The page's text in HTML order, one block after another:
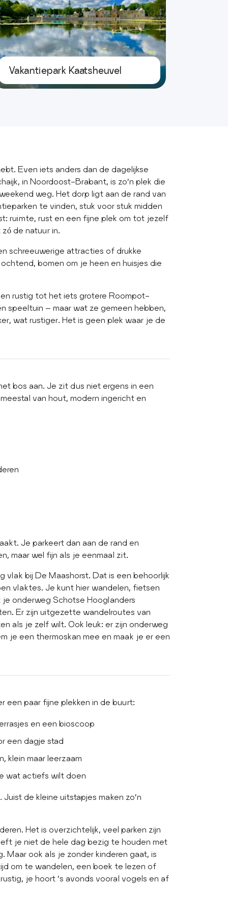
Vakantiepark Kaatsheuvel
Even iets anders dan de dagelijkse
in Noordoost-Brabant, is zo’n plek die
weg. Het dorp ligt aan de rand van
te vinden, stuk voor stuk midden
ruimte, rust en een fijne plek om tot jezelf
de natuur in.
schreeuwerige attracties of drukke
bomen om je heen en huisjes die
rustig tot het iets grotere Roompot-
speeltuin – maar wat ze gemeen hebben,
wat rustiger. Het is geen plek waar je de
bos aan. Je zit dus niet ergens in een
van hout, modern ingericht en
Je parkeert dan aan de rand en
maar wel fijn als je eenmaal zit.
vlak bij De Maashorst. Dat is een behoorlijk
vlaktes. Je kunt hier wandelen, fietsen
onderweg Schotse Hooglanders
Er zijn uitgezette wandelroutes van
als je zelf wilt. Ook leuk: er zijn onderweg
je een thermoskan mee en maak je er een
een paar fijne plekken in de buurt:
en een bioscoop
een dagje stad
klein maar leerzaam
wat actiefs wilt doen
de kleine uitstapjes maken zo’n
Het is overzichtelijk, veel parken zijn
je niet de hele dag bezig te houden met
ook als je zonder kinderen gaat, is
om te wandelen, een boek te lezen of
je hoort ’s avonds vooral vogels en af